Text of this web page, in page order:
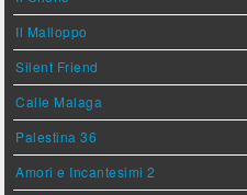
Il Malloppo
Silent Friend
Calle Malaga
Palestina 36
Amori e Incantesimi 2